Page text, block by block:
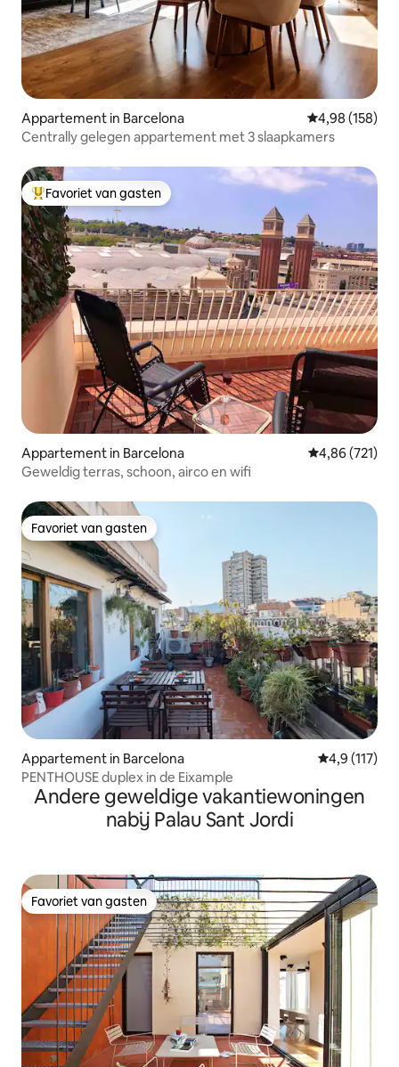
Appartement in Barcelona Gemiddelde
4,98 (158)
Centrally gelegen appartement met 3 slaapkamers
Topfavoriet van gasten
Favoriet van gasten
Appartement in Barcelona Gemiddelde
4,86 (721)
Geweldig terras, schoon, airco en wifi
Favoriet van gasten
Favoriet van gasten
Appartement in Barcelona Gemiddelde
4,9 (117)
PENTHOUSE duplex in de Eixample
Andere geweldige vakantiewoningen
nabij Palau Sant Jordi
Favoriet van gasten
Favoriet van gasten